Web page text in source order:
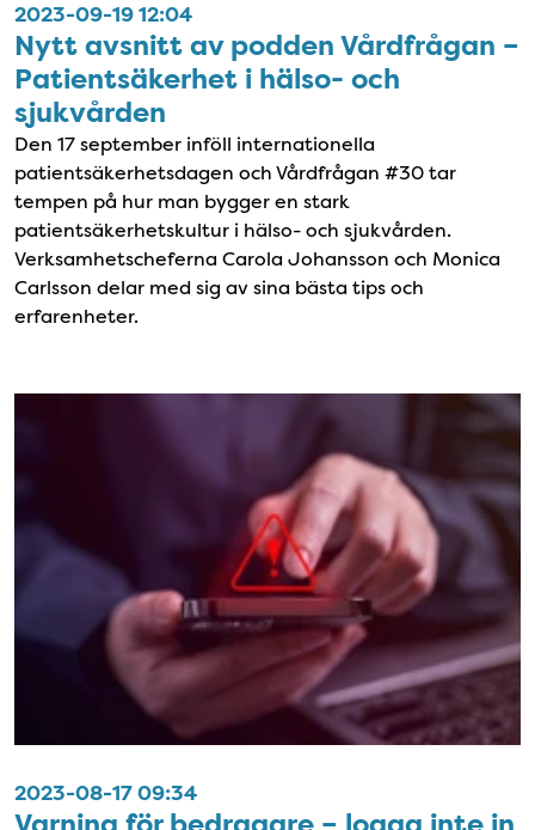
2023-09-19 12:04
Nytt avsnitt av podden Vårdfrågan –
Patientsäkerhet i hälso- och
sjukvården
Den 17 september inföll internationella
patientsäkerhetsdagen och Vårdfrågan #30 tar
tempen på hur man bygger en stark
patientsäkerhetskultur i hälso- och sjukvården.
Verksamhetscheferna Carola Johansson och Monica
Carlsson delar med sig av sina bästa tips och
erfarenheter.
2023-08-17 09:34